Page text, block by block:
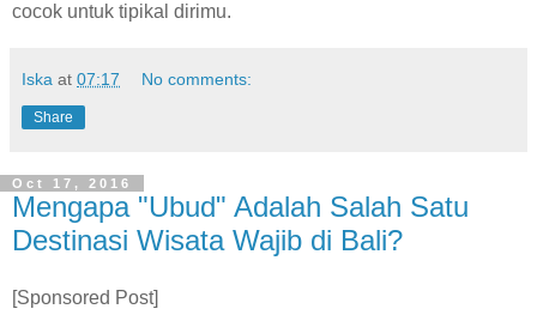
cocok untuk tipikal dirimu.
Iska at 07:17 No comments:
Share
Oct 17, 2016
Mengapa "Ubud" Adalah Salah Satu
Destinasi Wisata Wajib di Bali?
[Sponsored Post]